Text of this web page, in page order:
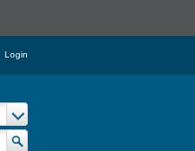
Login